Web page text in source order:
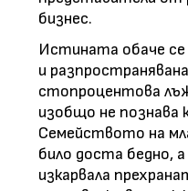
бизнес.
Истината обаче се
и
стопроцентова
изобщо не познава
Семейството на
било доста бедно,
изкарвала